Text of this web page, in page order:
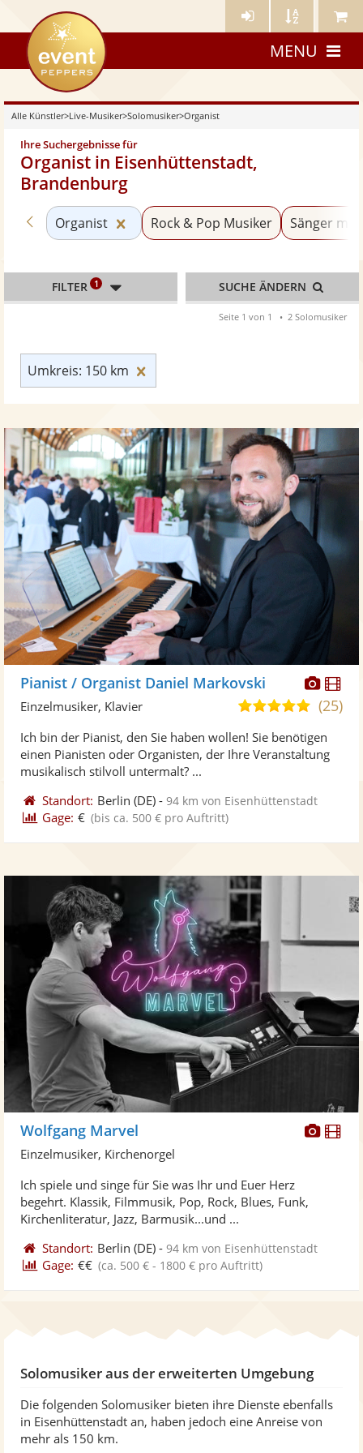
Künstler- Künstler Meine
eventpeppers
MENU
Alle Künstler>Live-Musiker>Solomusiker>Organist
Ihre Suchergebnisse für
Organist in Eisenhüttenstadt,
Brandenburg
Zurück zu «Solomusiker»
Organist Kategorie «Organist» zurücksetzen
Rock & Pop Musiker Sänger mit
Umkreis: 150 km
FILTER 1 SUCHE ÄNDERN
Seite 1 von 1 2 Solomusiker
Fotos
Pianist / Organist Daniel Markovski
5,0
5
Sternen
(25)
Einzelmusiker, Klavier
Ich bin der Pianist, den Sie haben wollen! Sie benötigen
einen Pianisten oder Organisten, der Ihre Veranstaltung
musikalisch stilvoll untermalt? ...
Standort: Berlin (DE) -94 km von Eisenhüttenstadt
Gage: € (bis ca. 500 € pro Auftritt)
Wolfgang Marvel
Einzelmusiker, Kirchenorgel
Ich spiele und singe für Sie was Ihr und Euer Herz
begehrt. Klassik, Filmmusik, Pop, Rock, Blues, Funk,
Kirchenliteratur, Jazz, Barmusik...und ...
Standort: Berlin (DE) -94 km von Eisenhüttenstadt
Gage: €€ (ca. 500 € - 1800 € pro Auftritt)
Solomusiker aus der erweiterten Umgebung
Die folgenden Solomusiker bieten ihre Dienste ebenfalls
in Eisenhüttenstadt an, haben jedoch eine Anreise von
mehr als 150 km.